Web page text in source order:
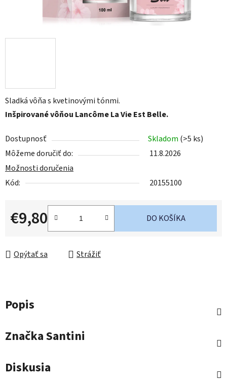
Sladká vôňa s kvetinovými tónmi.
Inšpirované vôňou Lancôme La Vie Est Belle.
Dostupnosť Skladom (>5 ks)
Môžeme doručiť do:
11.8.2026
Možnosti doručenia
Kód:
20155100
€9,80
Jednotková cena:
DO KOŠÍKA
Opýtať sa Strážiť
Popis
ZnačkaSantini
Diskusia